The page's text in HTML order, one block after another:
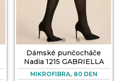
Dámské punčocháče
Nadia 1215 GABRIELLA
MIKROFIBRA, 80 DEN